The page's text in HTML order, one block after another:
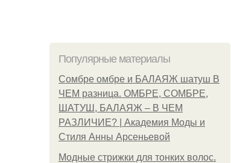
Популярные материалы
Сомбре омбре и БАЛАЯЖ шатуш В
ЧЕМ разница. ОМБРЕ, СОМБРЕ,
ШАТУШ, БАЛАЯЖ – В ЧЕМ
РАЗЛИЧИЕ? | Академия Моды и
Стиля Анны Арсеньевой
Модные стрижки для тонких волос.